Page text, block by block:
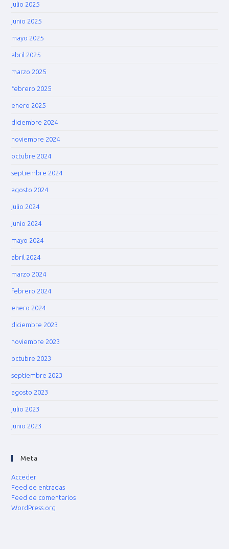
julio 2025
junio 2025
mayo 2025
abril 2025
marzo 2025
febrero 2025
enero 2025
diciembre 2024
noviembre 2024
octubre 2024
septiembre 2024
agosto 2024
julio 2024
junio 2024
mayo 2024
abril 2024
marzo 2024
febrero 2024
enero 2024
diciembre 2023
noviembre 2023
octubre 2023
septiembre 2023
agosto 2023
julio 2023
junio 2023
Meta
Acceder
Feed de entradas
Feed de comentarios
WordPress.org